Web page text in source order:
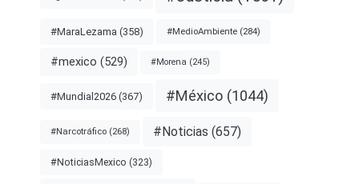
#MaraLezama (358) #MedioAmbiente (284)
#mexico (529) #Morena (245)
#Mundial2026 (367) #México (1044)
#Narcotráfico (268) #Noticias (657)
#NoticiasMexico (323)